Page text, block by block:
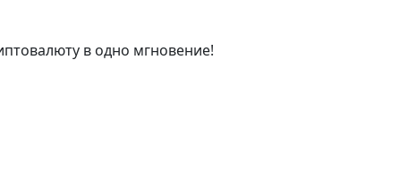
в одно мгновение!